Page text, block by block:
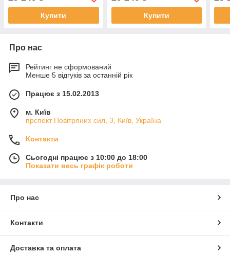
Купити Купити
Про нас
Рейтинг не сформований
Менше 5 відгуків за останній рік
Працює з 15.02.2013
м. Київ
прспект Повітряних сил, 3, Київ, Україна
Контакти
Сьогодні працює з 10:00 до 18:00
Показати весь графік роботи
Про нас
Контакти
Доставка та оплата